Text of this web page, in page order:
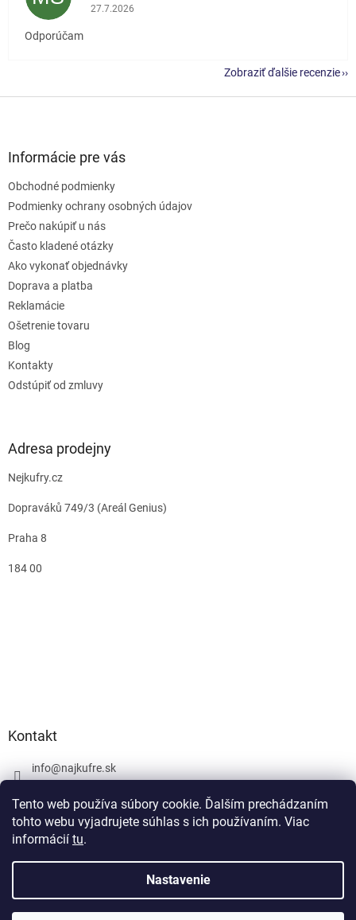
Tento web používa súbory cookie. Ďalším prechádzaním
tohto webu vyjadrujete súhlas s ich používaním. Viac
informácií tu.
Nastavenie
Hodnotenie obchodu je 5 z 5 hviezdičiek.
27.7.2026
Odporúčam
Zobraziť ďalšie recenzie
Informácie pre vás
Obchodné podmienky
Podmienky ochrany osobných údajov
Prečo nakúpiť u nás
Často kladené otázky
Ako vykonať objednávky
Doprava a platba
Reklamácie
Ošetrenie tovaru
Blog
Kontakty
Odstúpiť od zmluvy
Adresa prodejny
Nejkufry.cz
Dopraváků 749/3 (Areál Genius)
Praha 8
184 00
Kontakt
info@najkufre.sk
Facebook
Vytvoril Shoptet